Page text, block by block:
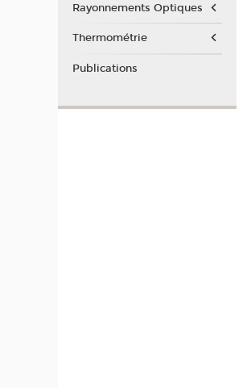
Rayonnements Optiques
Thermométrie
Publications